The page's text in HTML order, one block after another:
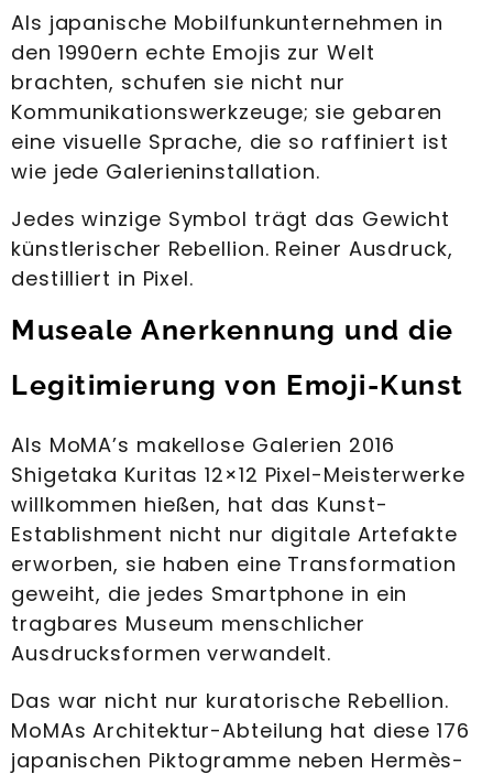
Als japanische Mobilfunkunternehmen in
den 1990ern echte Emojis zur Welt
brachten, schufen sie nicht nur
Kommunikationswerkzeuge; sie gebaren
eine visuelle Sprache, die so raffiniert ist
wie jede Galerieninstallation.
Jedes winzige Symbol trägt das Gewicht
künstlerischer Rebellion. Reiner Ausdruck,
destilliert in Pixel.
Museale Anerkennung und die
Legitimierung von Emoji-Kunst
Als MoMA’s makellose Galerien 2016
Shigetaka Kuritas 12×12 Pixel-Meisterwerke
willkommen hießen, hat das Kunst-
Establishment nicht nur digitale Artefakte
erworben, sie haben eine Transformation
geweiht, die jedes Smartphone in ein
tragbares Museum menschlicher
Ausdrucksformen verwandelt.
Das war nicht nur kuratorische Rebellion.
MoMAs Architektur-Abteilung hat diese 176
japanischen Piktogramme neben Hermès-